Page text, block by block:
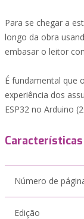
Para se chegar a
longo da obra
embasar o leitor
É fundamental que
experiência dos
ESP32 no Arduino
Características
Número de
Edição